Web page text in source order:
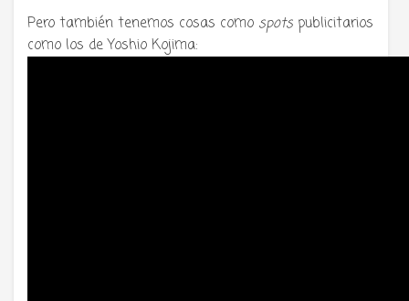
Pero también tenemos cosas como spots publicitarios
como los de Yoshio Kojima: